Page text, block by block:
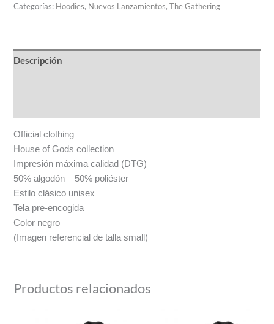
Categorías: Hoodies, Nuevos Lanzamientos,The Gathering
Descripción
Official clothing
House of Gods collection
Impresión máxima calidad (DTG)
50% algodón – 50% poliéster
Estilo clásico unisex
Tela pre-encogida
Color negro
(Imagen referencial de talla small)
Productos relacionados